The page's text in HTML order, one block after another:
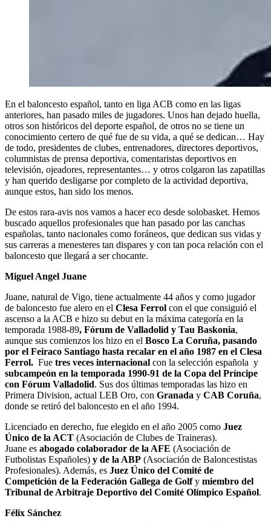
En el baloncesto español, tanto en liga ACB como en las ligas
anteriores, han pasado miles de jugadores. Unos han dejado huella,
otros son históricos del deporte español, de otros no se tiene un
conocimiento certero de qué fue de su vida, a qué se dedican… Hay
de todo, presidentes de clubes, entrenadores, directores deportivos,
columnistas de prensa deportiva, comentaristas deportivos en
televisión, ojeadores, representantes… y otros colgaron las zapatillas
y han querido desligarse por completo de la actividad deportiva,
aunque estos, han sido los menos.
De estos rara-avis nos vamos a hacer eco desde solobasket. Hemos
buscado aquellos profesionales que han pasado por las canchas
españolas, tanto nacionales como foráneos, que dedican sus vidas y
sus carreras a menesteres tan dispares y con tan poca relación con el
baloncesto que llegará a ser chocante.
Miguel Angel Juane
Juane, natural de Vigo, tiene actualmente 44 años y como jugador
de baloncesto fue alero en el Clesa Ferrol con el que consiguió el
ascenso a la ACB e hizo su debut en la máxima categoría en la
temporada 1988-89, Fórum de Valladolid y Tau Baskonia,
aunque sus comienzos los hizo en el Bosco La Coruña, pasando
por el Feiraco Santiago hasta recalar en el año 1987 en el Clesa
Ferrol. Fue tres veces internacional con la selección española y
subcampeón en la temporada 1990-91 de la Copa del Príncipe
con Fórum Valladolid. Sus dos últimas temporadas las hizo en
Primera Division, actual LEB Oro, con Granada y CAB Coruña,
donde se retiró del baloncesto en el año 1994.
Licenciado en derecho, fue elegido en el año 2005 como Juez
Único de la ACT (Asociación de Clubes de Traineras).
Juane es abogado colaborador de la AFE (Asociación de
Futbolistas Españoles) y de la ABP (Asociación de Baloncestistas
Profesionales). Además, es Juez Único del Comité de
Competición de la Federación Gallega de Golfy miembro del
Tribunal de Arbitraje Deportivo del Comité Olímpico Español.
Félix Sánchez